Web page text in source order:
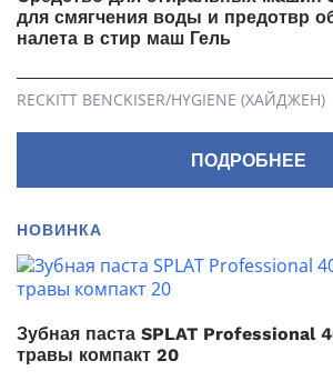
для смягчения воды и предотвр
налета в стир маш Гель
RECKITT BENCKISER/HYGIENE (ХАЙДЖЕН)
ПОДРОБНЕЕ
НОВИНКА
Зубная паста SPLAT Professional
травы компакт 20